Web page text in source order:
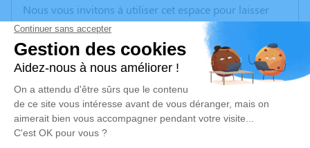
Nous vous invitons à utiliser cet espace pour laisser
vos condoléances, partager des photos souvenirs, une
anecdote ou exprimer vos pensées à travers des
poèmes ou des textes. Cet endroit est un lieu
d'expression dédié à honorer la mémoire de Colette
BORNAREL.
Un service de plantation d’arbre hommage est
disponible ici.